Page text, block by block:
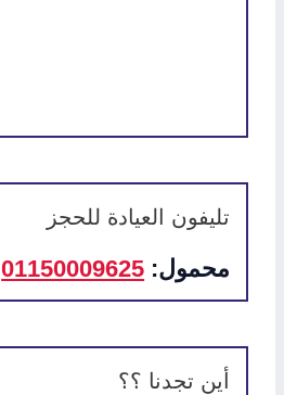
تليفون العيادة للحجز
محمول: 01150009625
أين تجدنا ؟؟